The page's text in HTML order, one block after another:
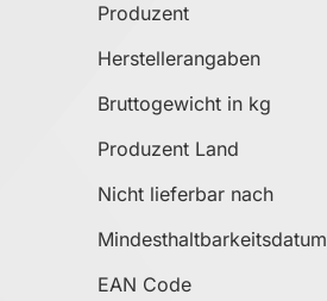
Produzent
Herstellerangaben
Bruttogewicht in kg
Produzent Land
Nicht lieferbar nach
Mindesthaltbarkeitsdatum
EAN Code